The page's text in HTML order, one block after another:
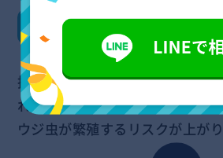
排水溝やキッチンシンク周辺
排水溝やキッチン周辺は、高温
れやすい・食べ物を扱うなどの
ウジ虫が繁殖するリスクが上がり